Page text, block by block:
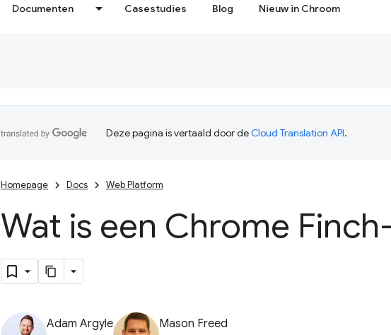
Documenten Casestudies Blog Nieuw in Chroom
Deze pagina is vertaald door deCloud Translation API.
Homepage Docs Web Platform
Wat is een Chrome
Adam Argyle Mason Freed